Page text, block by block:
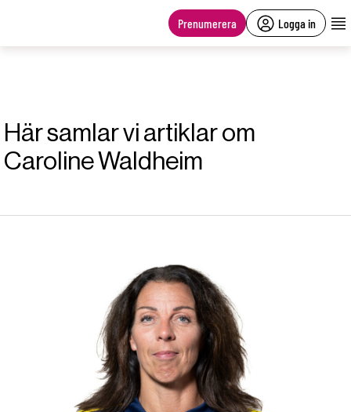
Prenumerera Logga in
Här samlar vi artiklar om
Caroline Waldheim